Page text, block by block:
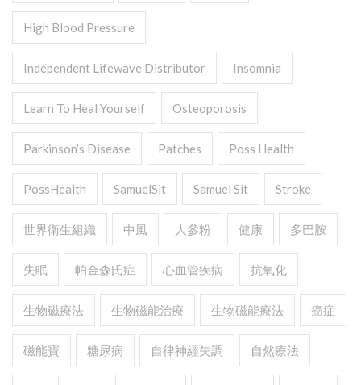
High Blood Pressure
Independent Lifewave Distributor Insomnia
Learn To Heal Yourself Osteoporosis
Parkinson’s Disease Patches Poss Health
PossHealth SamuelSit Samuel Sit Stroke
世界衛生組織 中風 人參粉 健康 多巴胺
失眠 帕金森氏症 心血管疾病 抗氧化
生物磁療法 生物磁能治療 生物磁能療法 癌症
磁能寶 糖尿病 自律神經失調 自然療法